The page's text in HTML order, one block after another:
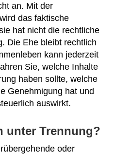
an. Mit der
das faktische
hat nicht die rechtliche
Die Ehe bleibt rechtlich
kann jederzeit
Sie, welche Inhalte
haben sollte, welche
Genehmigung hat und
auswirkt.
unter Trennung?
oder